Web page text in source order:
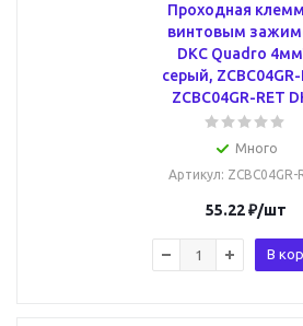
Проходная
винтовым
DKC Quadro
серый, ZCBC04GR-
ZCBC04GR-RET
Много
Артикул: ZCBC04GR-
55.22₽/шт
В